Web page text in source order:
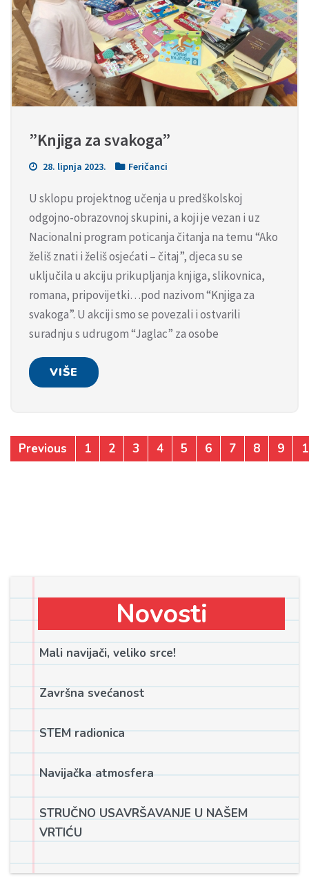
”Knjiga za svakoga”
28. lipnja 2023. Feričanci
U sklopu projektnog učenja u predškolskoj
odgojno-obrazovnoj skupini, a koji je vezan i uz
Nacionalni program poticanja čitanja na temu “Ako
želiš znati i želiš osjećati – čitaj”, djeca su se
uključila u akciju prikupljanja knjiga, slikovnica,
romana, pripovijetki…pod nazivom “Knjiga za
svakoga”. U akciji smo se povezali i ostvarili
suradnju s udrugom “Jaglac” za osobe
VIŠE
Previous 1 2 3 4 5 6 7 8 9
Novosti
Mali navijači, veliko srce!
Završna svećanost
STEM radionica
Navijačka atmosfera
STRUČNO USAVRŠAVANJE U NAŠEM
VRTIĆU